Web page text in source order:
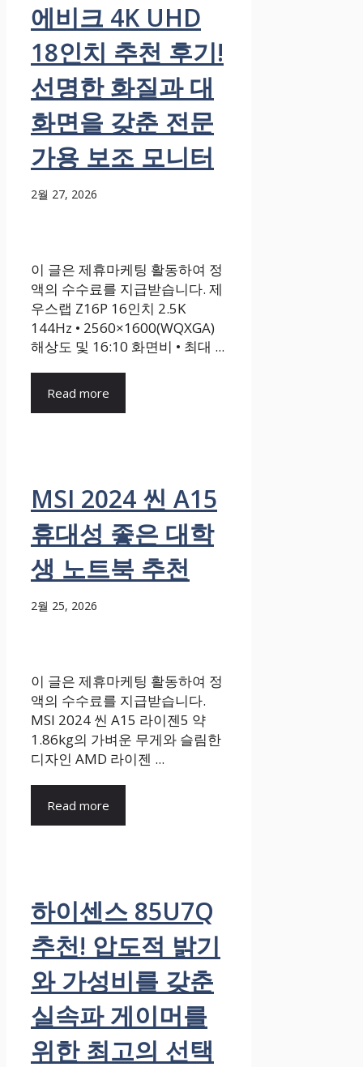
에비크 4K UHD
18인치 추천 후기!
선명한 화질과 대
화면을 갖춘 전문
가용 보조 모니터
2월 27, 2026
이 글은 제휴마케팅 활동하여 정
액의 수수료를 지급받습니다. 제
우스랩 Z16P 16인치 2.5K
144Hz • 2560×1600(WQXGA)
해상도 및 16:10 화면비 • 최대 ...
Read more
MSI 2024 씬 A15
휴대성 좋은 대학
생 노트북 추천
2월 25, 2026
이 글은 제휴마케팅 활동하여 정
액의 수수료를 지급받습니다.
MSI 2024 씬 A15 라이젠5 약
1.86kg의 가벼운 무게와 슬림한
디자인 AMD 라이젠 ...
Read more
하이센스 85U7Q
추천! 압도적 밝기
와 가성비를 갖춘
실속파 게이머를
위한 최고의 선택